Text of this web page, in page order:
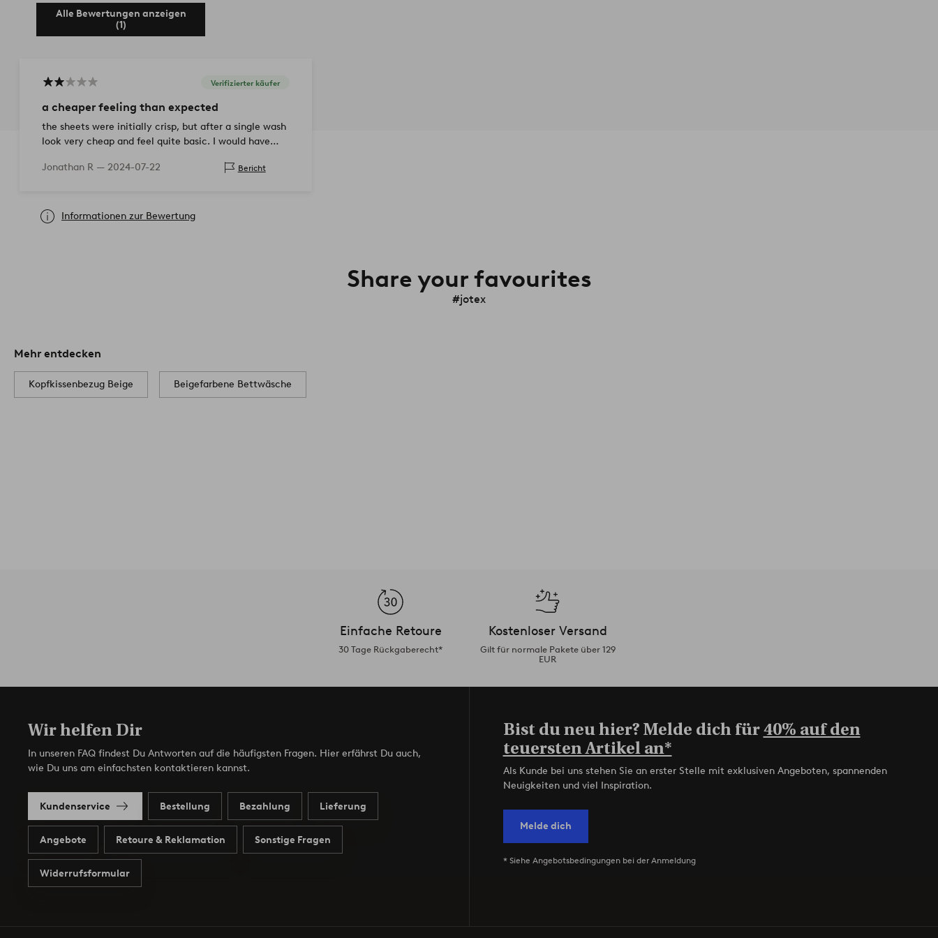
Alle Bewertungen anzeigen
(1)
Verifizierter käufer
a cheaper feeling than expected
the sheets were initially crisp, but after a single wash
look very cheap and feel quite basic. I would have
were high…
Jonathan R — 2024-07-22 Bericht
Informationen zur Bewertung
Share your favourites
#jotex
Mehr entdecken
Kopfkissenbezug Beige Beigefarbene Bettwäsche
Einfache Retoure
30 Tage Rückgaberecht*
Kostenloser Versand
Gilt für normale Pakete über 129
EUR
Wir helfen Dir
In unseren FAQ findest Du Antworten auf die häufigsten Fragen. Hier erfährst Du auch,
wie Du uns am einfachsten kontaktieren kannst.
Kundenservice Bestellung Bezahlung Lieferung
Angebote Retoure & Reklamation Sonstige Fragen
Widerrufsformular
Bist du neu hier? Melde dich für40% auf den
teuersten Artikel an*
Als Kunde bei uns stehen Sie an erster Stelle mit exklusiven Angeboten, spannenden
Neuigkeiten und viel Inspiration.
Melde dich
* Siehe Angebotsbedingungen bei der Anmeldung